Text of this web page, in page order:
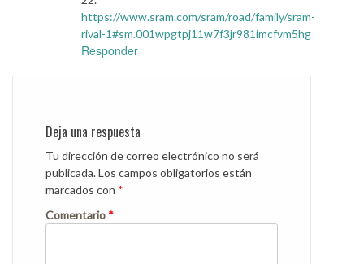
https://www.sram.com/sram/road/family/sram-
rival-1#sm.001wpgtpj11w7f3jr981imcfvm5hg
Responder
Deja una respuesta
Tu dirección de correo electrónico no será
publicada.Los campos obligatorios están
marcados con *
Comentario *